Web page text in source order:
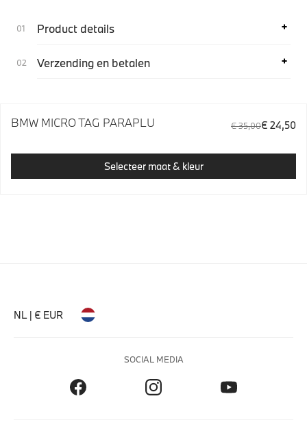
Product details
Verzending en betalen
BMW MICRO TAG PARAPLU € 35,00€ 24,50
Selecteer maat & kleur
NL | € EUR
SOCIAL MEDIA